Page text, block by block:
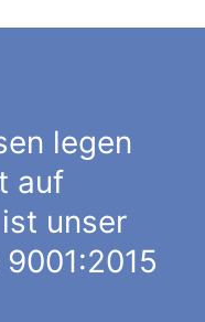
legen
auf
unser